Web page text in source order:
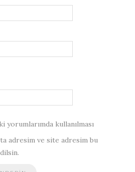
yorumlarımda kullanılması
adresim ve site adresim bu